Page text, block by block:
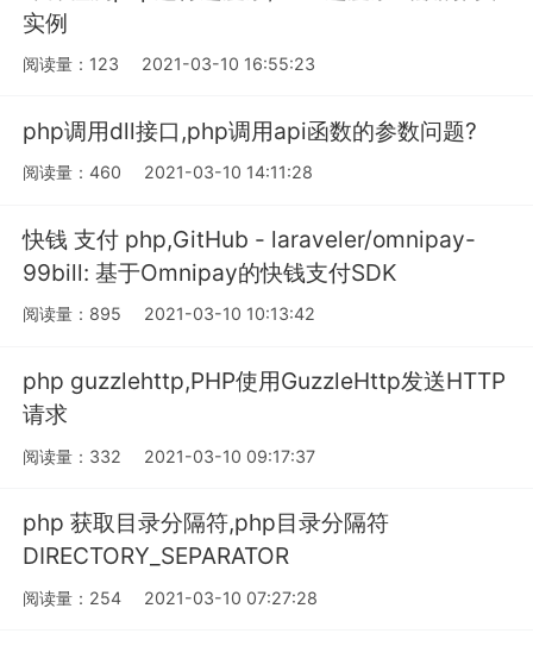
实例
阅读量：123 2021-03-10 16:55:23
php调用dll接口,php调用api函数的参数问题?
阅读量：460 2021-03-10 14:11:28
快钱 支付 php,GitHub - laraveler/omnipay-
99bill: 基于Omnipay的快钱支付SDK
阅读量：895 2021-03-10 10:13:42
php guzzlehttp,PHP使用GuzzleHttp发送HTTP
请求
阅读量：332 2021-03-10 09:17:37
php 获取目录分隔符,php目录分隔符
DIRECTORY_SEPARATOR
阅读量：254 2021-03-10 07:27:28